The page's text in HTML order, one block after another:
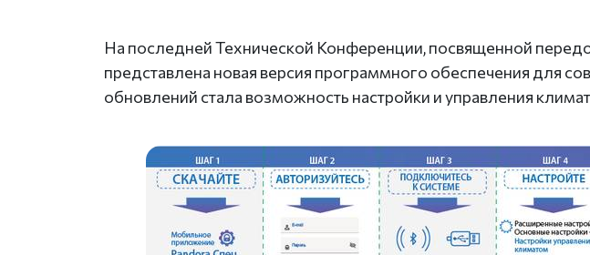
На последней Технической Конференции, посвященной
представлена новая версия программного обеспечения для
обновлений стала возможность настройки и управления